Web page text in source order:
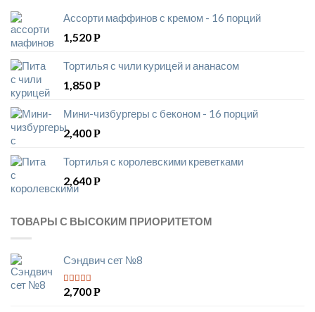
Ассорти маффинов с кремом - 16 порций
1,520Р
Тортилья с чили курицей и ананасом
1,850Р
Мини-чизбургеры с беконом - 16 порций
2,400Р
Тортилья с королевскими креветками
2,640Р
ТОВАРЫ С ВЫСОКИМ ПРИОРИТЕТОМ
Сэндвич сет №8
5из 5
2,700Р